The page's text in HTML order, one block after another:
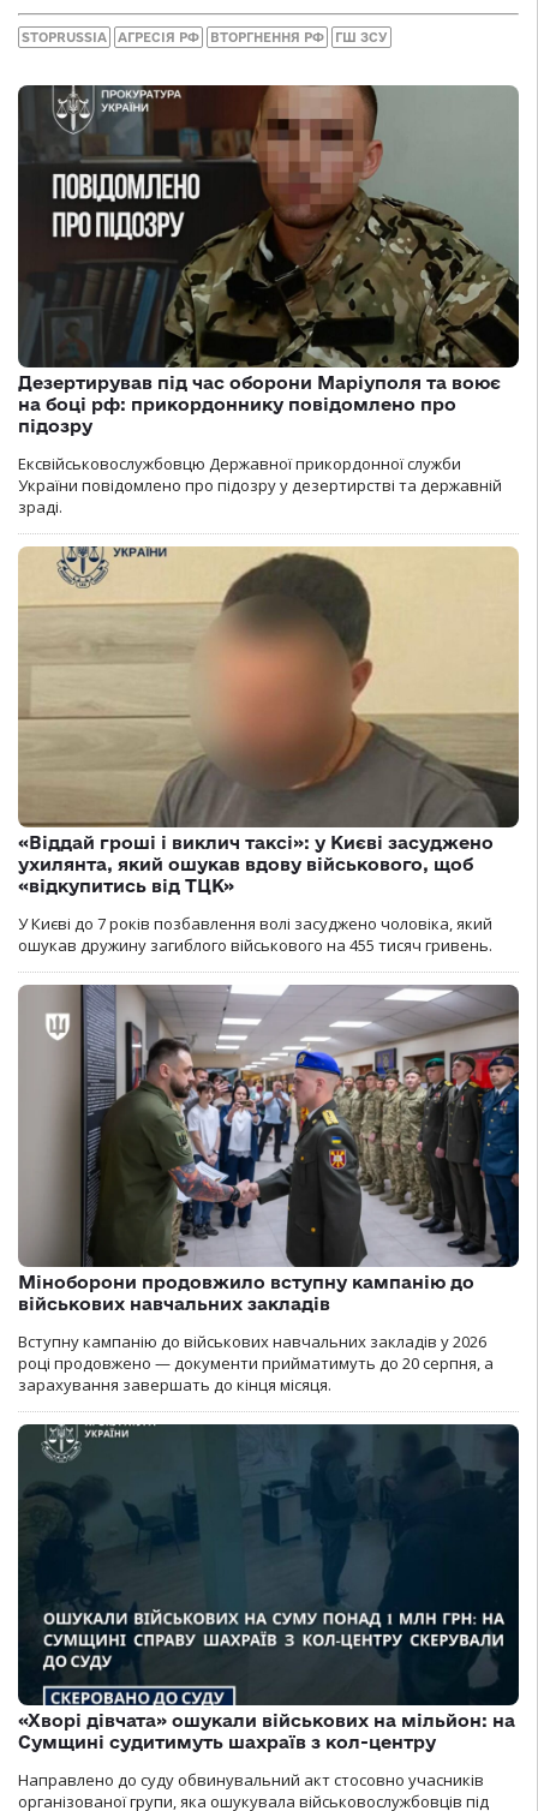
STOPRUSSIA АГРЕСІЯ РФ ВТОРГНЕННЯ РФ ГШ ЗСУ
Дезертирував під час оборони Маріуполя та воює
на боці рф: прикордоннику повідомлено про
підозру
Ексвійськовослужбовцю Державної прикордонної служби
України повідомлено про підозру у дезертирстві та державній
зраді.
«Віддай гроші і виклич таксі»: у Києві засуджено
ухилянта, який ошукав вдову військового, щоб
«відкупитись від ТЦК»
У Києві до 7 років позбавлення волі засуджено чоловіка, який
ошукав дружину загиблого військового на 455 тисяч гривень.
Міноборони продовжило вступну кампанію до
військових навчальних закладів
Вступну кампанію до військових навчальних закладів у 2026
році продовжено — документи прийматимуть до 20 серпня, а
зарахування завершать до кінця місяця.
«Хворі дівчата» ошукали військових на мільйон: на
Сумщині судитимуть шахраїв з кол-центру
Направлено до суду обвинувальний акт стосовно учасників
організованої групи, яка ошукувала військовослужбовців під